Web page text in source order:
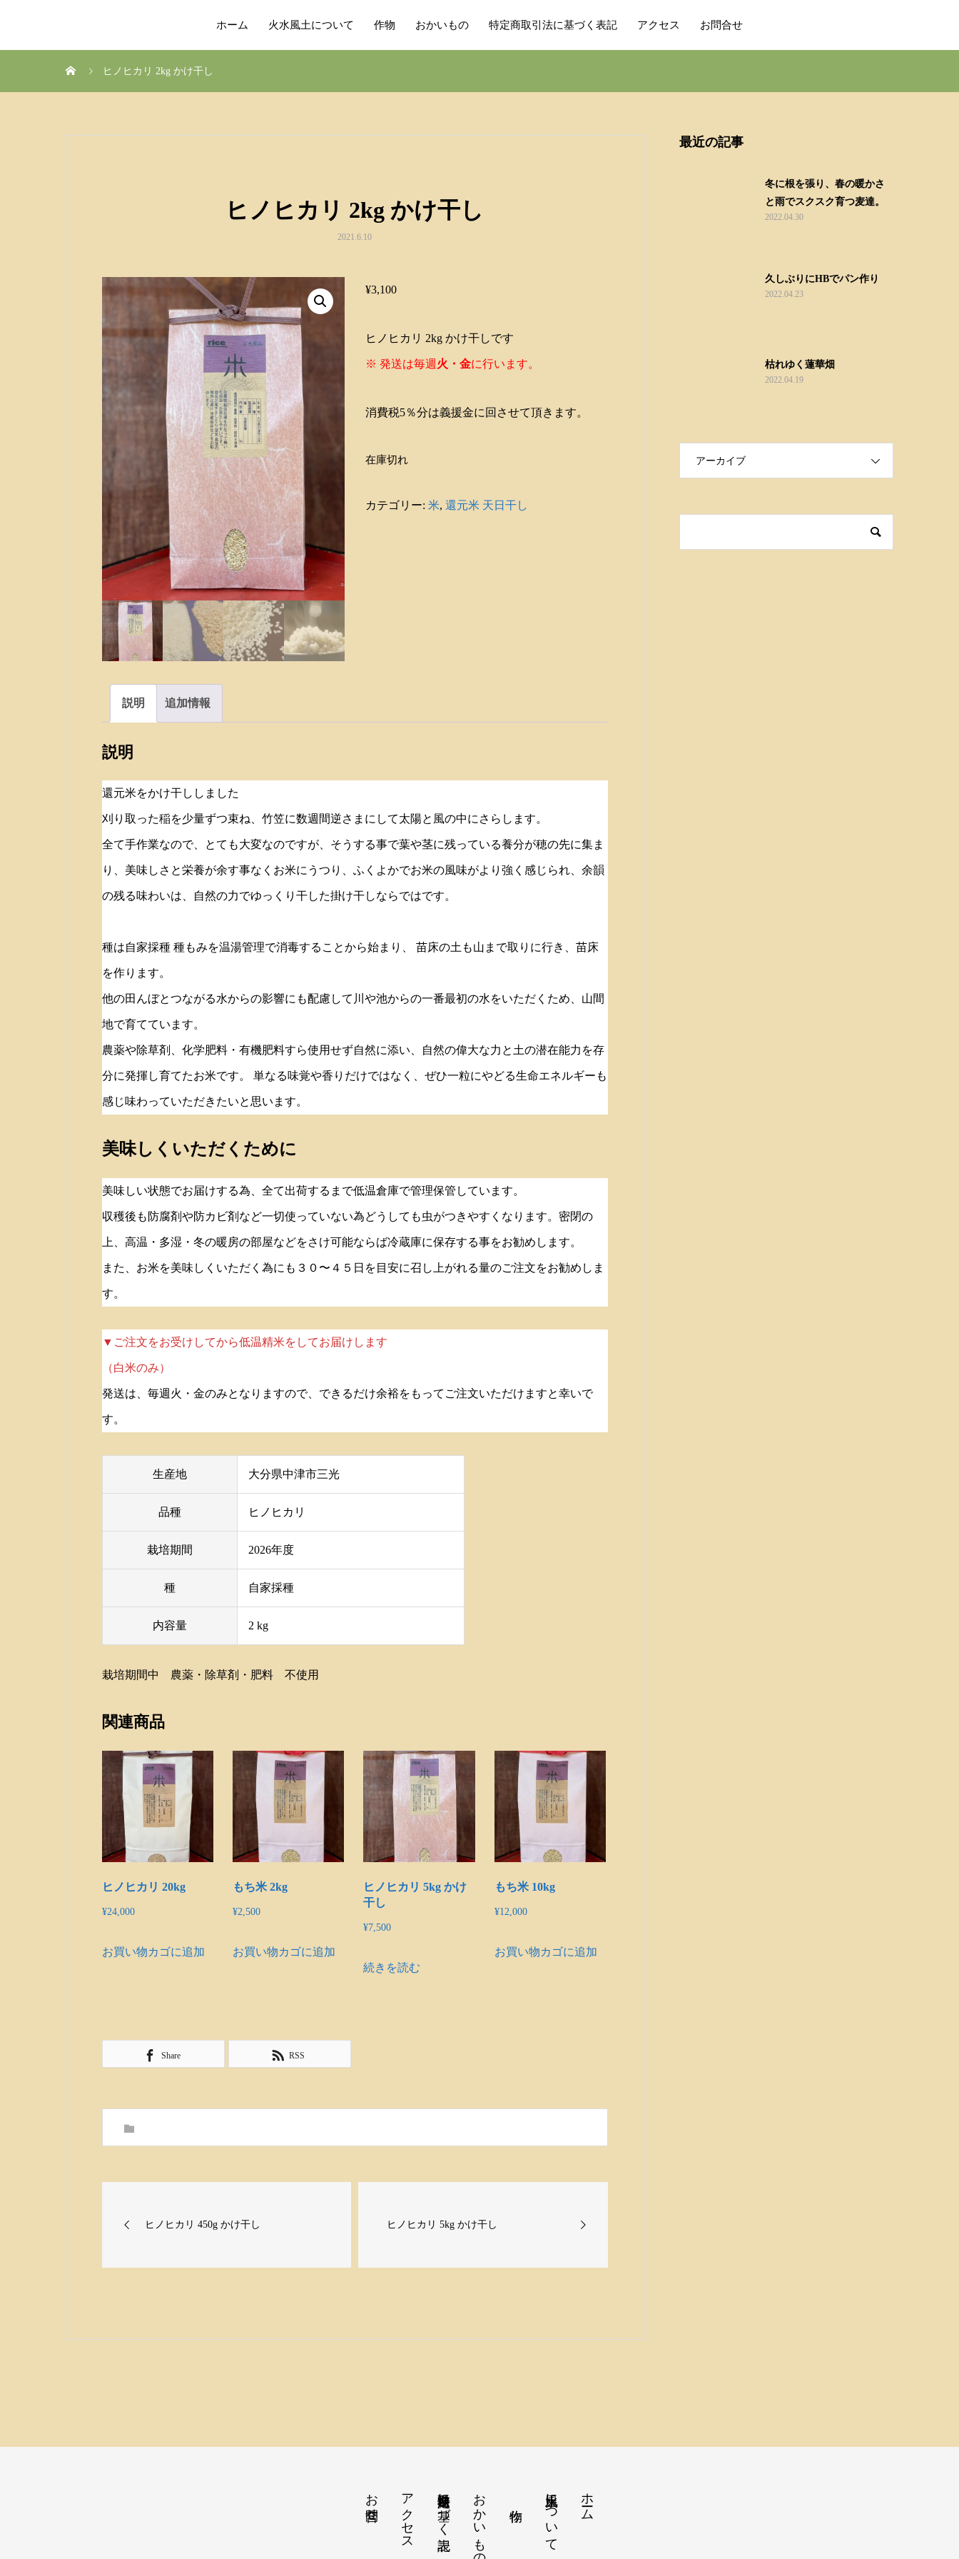
ホーム 火水風土について 作物 おかいもの 特定商取引法に基づく表記 アクセス お問合せ
ヒノヒカリ 2kg かけ干し
ヒノヒカリ 2kg かけ干し
2021.6.10
¥3,100
ヒノヒカリ 2kg かけ干しです
※ 発送は毎週 火・ 金に行います。
消費税5％分は義援金に回させて頂きます。
在庫切れ
カテゴリー: 米, 還元米 天日干し
説明 追加情報
説明
還元米をかけ干ししました
刈り取った稲を少量ずつ束ね、竹笠に数週間逆さまにして太陽と風の中にさらします。
全て手作業なので、とても大変なのですが、そうする事で葉や茎に残っている養分が穂の先に集ま
り、美味しさと栄養が余す事なくお米にうつり、ふくよかでお米の風味がより強く感じられ、余韻
の残る味わいは、自然の力でゆっくり干した掛け干しならではです。
種は自家採種 種もみを温湯管理で消毒することから始まり、 苗床の土も山まで取りに行き、苗床
を作ります。
他の田んぼとつながる水からの影響にも配慮して川や池からの一番最初の水をいただくため、山間
地で育てています。
農薬や除草剤、化学肥料・有機肥料すら使用せず自然に添い、自然の偉大な力と土の潜在能力を存
分に発揮し育てたお米です。 単なる味覚や香りだけではなく、ぜひ一粒にやどる生命エネルギーも
感じ味わっていただきたいと思います。
美味しくいただくために
美味しい状態でお届けする為、全て出荷するまで低温倉庫で管理保管しています。
収穫後も防腐剤や防カビ剤など一切使っていない為どうしても虫がつきやすくなります。密閉の
上、高温・多湿・冬の暖房の部屋などをさけ可能ならば冷蔵庫に保存する事をお勧めします。
また、お米を美味しくいただく為にも３０〜４５日を目安に召し上がれる量のご注文をお勧めしま
す。
▼ご注文をお受けしてから低温精米をしてお届けします
（白米のみ）
発送は、 毎週火・金のみとなりますので、 できるだけ余裕をもってご注文いただけますと幸いで
す。
生産地 大分県中津市三光
品種 ヒノヒカリ
栽培期間 2026年度
種 自家採種
内容量 2 kg
栽培期間中 農薬・除草剤・肥料 不使用
関連商品
ヒノヒカリ 20kg
¥24,000
お買い物カゴに追加
もち米 2kg
¥2,500
お買い物カゴに追加
ヒノヒカリ 5kg かけ
干し
¥7,500
続きを読む
もち米 10kg
¥12,000
お買い物カゴに追加
Share RSS
ヒノヒカリ 450g かけ干し ヒノヒカリ 5kg かけ干し
最近の記事
冬に根を張り、春の暖かさ
と雨でスクスク育つ麦達。
2022.04.30
久しぶりにHBでパン作り
2022.04.23
枯れゆく蓮華畑
2022.04.19
アーカイブ
ホーム
火水風土について
おかいもの
特定商取引法に基づく表記
アクセス
お問合せ